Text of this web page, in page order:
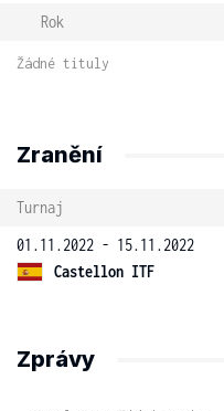
Rok
Žádné tituly
Zranění
Turnaj
01.11.2022 - 15.11.2022
Castellon ITF
Zprávy